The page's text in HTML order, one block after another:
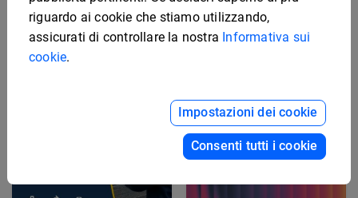
riguardo ai cookie che stiamo utilizzando,
assicurati di controllare la nostra Informativa sui
cookie.
Impostazioni dei cookie
Consenti tutti i cookie